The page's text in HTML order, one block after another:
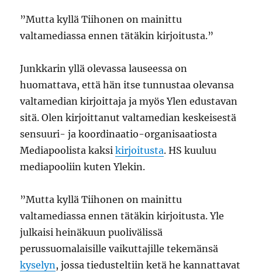
”Mutta kyllä Tiihonen on mainittu
valtamediassa ennen tätäkin kirjoitusta.”
Junkkarin yllä olevassa lauseessa on
huomattava, että hän itse tunnustaa olevansa
valtamedian kirjoittaja ja myös Ylen edustavan
sitä. Olen kirjoittanut valtamedian keskeisestä
sensuuri- ja koordinaatio-organisaatiosta
Mediapoolista kaksikirjoitusta. HS kuuluu
mediapooliin kuten Ylekin.
”Mutta kyllä Tiihonen on mainittu
valtamediassa ennen tätäkin kirjoitusta. Yle
julkaisi heinäkuun puolivälissä
perussuomalaisille vaikuttajille tekemänsä
kyselyn, jossa tiedusteltiin ketä he kannattavat